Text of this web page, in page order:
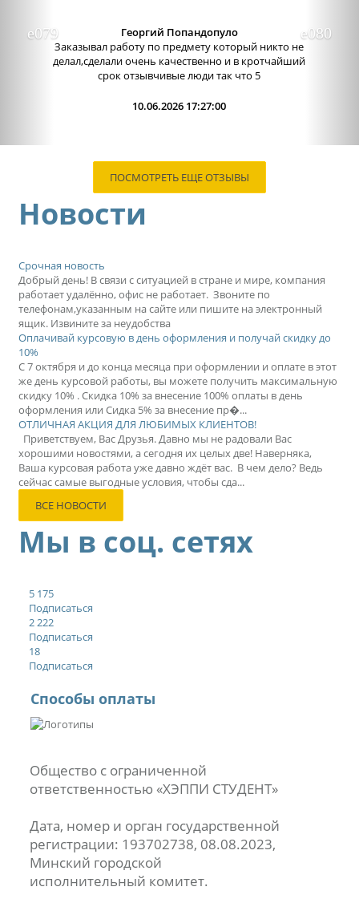
Отличный сервис, очень приятные
администраторы. Связь очень хорошо налажена,
поэтому можно узнавать новости о написании
работы. Сама...
09.06.2026 13:15:00
ПОСМОТРЕТЬ ЕЩЕ ОТЗЫВЫ
Новости
Срочная новость
Добрый день! В связи с ситуацией в стране и мире, компания
работает удалённо, офис не работает. Звоните по
телефонам,указанным на сайте или пишите на электронный
ящик. Извините за неудобства
Оплачивай курсовую в день оформления и получай скидку до
10%
С 7 октября и до конца месяца при оформлении и оплате в этот
же день курсовой работы, вы можете получить максимальную
скидку 10% . Скидка 10% за внесение 100% оплаты в день
оформления или Сидка 5% за внесение пр�...
ОТЛИЧНАЯ АКЦИЯ ДЛЯ ЛЮБИМЫХ КЛИЕНТОВ!
Приветствуем, Вас Друзья. Давно мы не радовали Вас
хорошими новостями, а сегодня их целых две! Наверняка,
Ваша курсовая работа уже давно ждёт вас. В чем дело? Ведь
сейчас самые выгодные условия, чтобы сда...
ВСЕ НОВОСТИ
Мы в соц. сетях
5 175
Подписаться
2 222
Подписаться
18
Подписаться
Способы оплаты
Общество с ограниченной
ответственностью «ХЭППИ СТУДЕНТ»
Дата, номер и орган государственной
регистрации: 193702738, 08.08.2023,
Минский городской
исполнительный комитет.